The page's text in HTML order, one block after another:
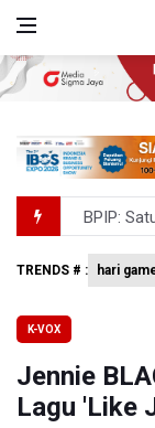
BPIP:
BNPB
Tim 9
TRENDS # : hari
K-VOX
Jennie
Lagu 'Like